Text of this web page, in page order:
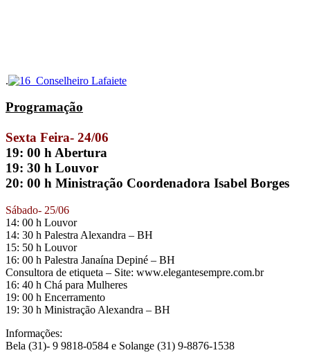
.
Programação
Sexta Feira- 24/06
19: 00 h Abertura
19: 30 h Louvor
20: 00 h Ministração Coordenadora Isabel Borges
Sábado- 25/06
14: 00 h Louvor
14: 30 h Palestra Alexandra – BH
15: 50 h Louvor
16: 00 h Palestra Janaína Depiné – BH
Consultora de etiqueta – Site: www.elegantesempre.com.br
16: 40 h Chá para Mulheres
19: 00 h Encerramento
19: 30 h Ministração Alexandra – BH
Informações:
Bela (31)- 9 9818-0584 e Solange (31) 9-8876-1538